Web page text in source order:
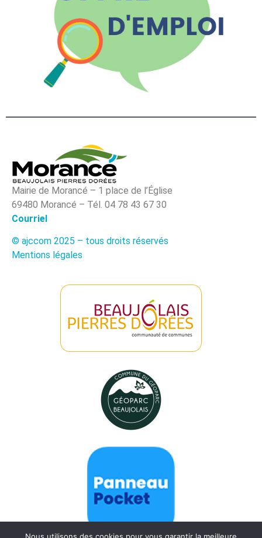
Mairie de Morancé – 1 place de l’Église
69480 Morancé – Tél. 04 78 43 67 30
Courriel
© ajccom 2025 – tous droits réservés
Mentions légales